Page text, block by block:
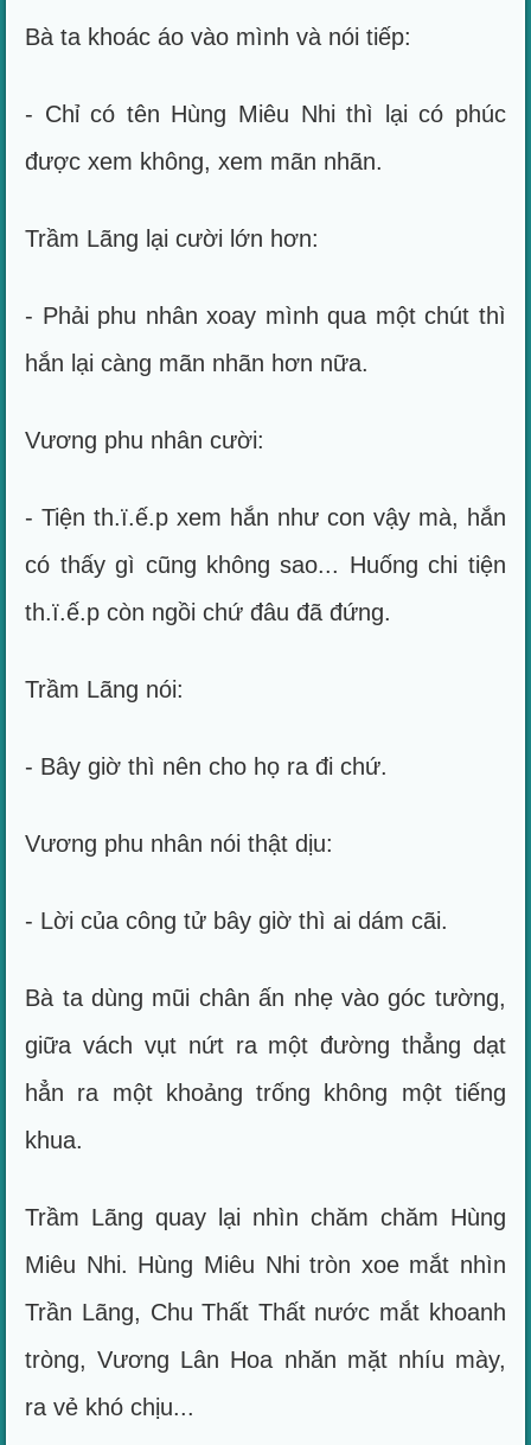
Bà ta khoác áo vào mình và nói tiếp:
- Chỉ có tên Hùng Miêu Nhi thì lại có phúc
được xem không, xem mãn nhãn.
Trầm Lãng lại cười lớn hơn:
- Phải phu nhân xoay mình qua một chút thì
hắn lại càng mãn nhãn hơn nữa.
Vương phu nhân cười:
- Tiện th.ï.ế.p xem hắn như con vậy mà, hắn
có thấy gì cũng không sao... Huống chi tiện
th.ï.ế.p còn ngồi chứ đâu đã đứng.
Trầm Lãng nói:
- Bây giờ thì nên cho họ ra đi chứ.
Vương phu nhân nói thật dịu:
- Lời của công tử bây giờ thì ai dám cãi.
Bà ta dùng mũi chân ấn nhẹ vào góc tường,
giữa vách vụt nứt ra một đường thẳng dạt
hẳn ra một khoảng trống không một tiếng
khua.
Trầm Lãng quay lại nhìn chăm chăm Hùng
Miêu Nhi. Hùng Miêu Nhi tròn xoe mắt nhìn
Trần Lãng, Chu Thất Thất nước mắt khoanh
tròng, Vương Lân Hoa nhăn mặt nhíu mày,
ra vẻ khó chịu...